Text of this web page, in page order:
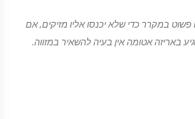
במקרר כדי שלא יכנסו אליו מזיקים, אם
באריזה אטומה אין בעיה להשאיר במזווה.